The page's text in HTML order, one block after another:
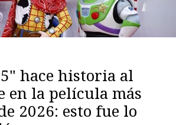
hace historia al
en la película más
2026: esto fue lo